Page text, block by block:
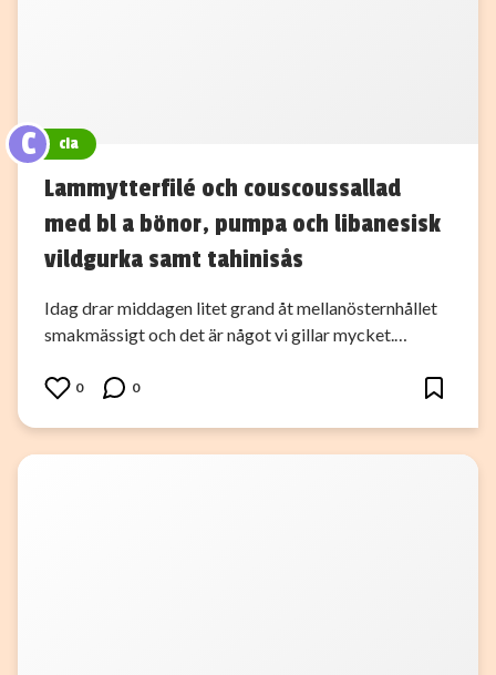
C cia
Lammytterfilé och couscoussallad
med bl a bönor, pumpa och libanesisk
vildgurka samt tahinisås
Idag drar middagen litet grand åt mellanösternhållet
smakmässigt och det är något vi gillar mycket.…
0 0